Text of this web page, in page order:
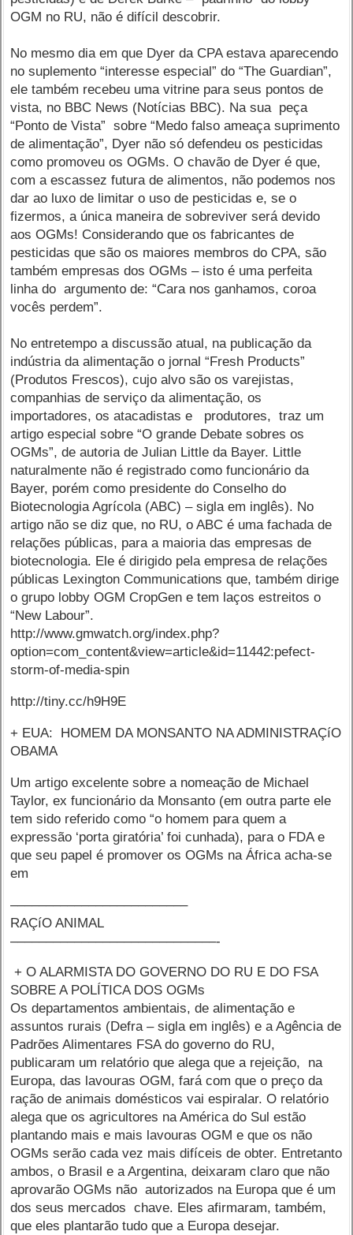
OGM no RU, não é difícil descobrir.
No mesmo dia em que Dyer da CPA estava aparecendo
no suplemento “interesse especial” do “The Guardian”,
ele também recebeu uma vitrine para seus pontos de
vista, no BBC News (Notícias BBC). Na sua peça
“Ponto de Vista” sobre “Medo falso ameaça suprimento
de alimentação”, Dyer não só defendeu os pesticidas
como promoveu os OGMs. O chavão de Dyer é que,
com a escassez futura de alimentos, não podemos nos
dar ao luxo de limitar o uso de pesticidas e, se o
fizermos, a única maneira de sobreviver será devido
aos OGMs! Considerando que os fabricantes de
pesticidas que são os maiores membros do CPA, são
também empresas dos OGMs – isto é uma perfeita
linha do argumento de: “Cara nos ganhamos, coroa
vocês perdem”.
No entretempo a discussão atual, na publicação da
indústria da alimentação o jornal “Fresh Products”
(Produtos Frescos), cujo alvo são os varejistas,
companhias de serviço da alimentação, os
importadores, os atacadistas e produtores, traz um
artigo especial sobre “O grande Debate sobres os
OGMs”, de autoria de Julian Little da Bayer. Little
naturalmente não é registrado como funcionário da
Bayer, porém como presidente do Conselho do
Biotecnologia Agrícola (ABC) – sigla em inglês). No
artigo não se diz que, no RU, o ABC é uma fachada de
relações públicas, para a maioria das empresas de
biotecnologia. Ele é dirigido pela empresa de relações
públicas Lexington Communications que, também dirige
o grupo lobby OGM CropGen e tem laços estreitos o
“New Labour”.
http://www.gmwatch.org/index.php?
option=com_content&view=article&id=11442:pefect-
storm-of-media-spin
http://tiny.cc/h9H9E
+ EUA: HOMEM DA MONSANTO NA ADMINISTRAÇíO
OBAMA
Um artigo excelente sobre a nomeação de Michael
Taylor, ex funcionário da Monsanto (em outra parte ele
tem sido referido como “o homem para quem a
expressão ‘porta giratória’ foi cunhada), para o FDA e
que seu papel é promover os OGMs na África acha-se
em
–––––––––––––––––––––––––
RAÇíO ANIMAL
–––––––––––––––––––––––––––––-
+ O ALARMISTA DO GOVERNO DO RU E DO FSA
SOBRE A POLÍTICA DOS OGMs
Os departamentos ambientais, de alimentação e
assuntos rurais (Defra – sigla em inglês) e a Agência de
Padrões Alimentares FSA do governo do RU,
publicaram um relatório que alega que a rejeição, na
Europa, das lavouras OGM, fará com que o preço da
ração de animais domésticos vai espiralar. O relatório
alega que os agricultores na América do Sul estão
plantando mais e mais lavouras OGM e que os não
OGMs serão cada vez mais difíceis de obter. Entretanto
ambos, o Brasil e a Argentina, deixaram claro que não
aprovarão OGMs não autorizados na Europa que é um
dos seus mercados chave. Eles afirmaram, também,
que eles plantarão tudo que a Europa desejar.